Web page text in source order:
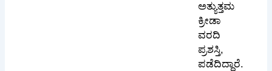
ಅತ್ಯುತ್ತಮ
ಕ್ರೀಡಾ
ವರದಿ
ಪ್ರಶಸ್ತಿ,
ಪಡೆದಿದ್ದಾರೆ.